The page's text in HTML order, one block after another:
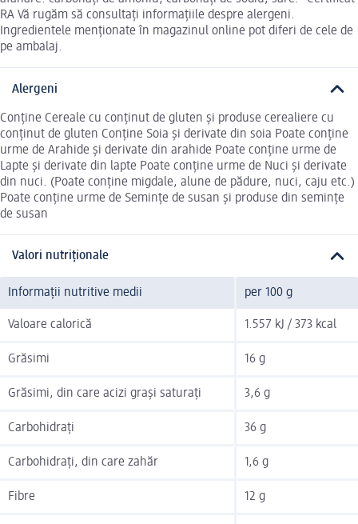
RA Vă rugăm să consultați informațiile despre alergeni.
Ingredientele menționate în magazinul online pot diferi de cele de
pe ambalaj.
Alergeni
Conține Cereale cu conținut de gluten și produse cerealiere cu
conținut de gluten Conține Soia și derivate din soia Poate conține
urme de Arahide și derivate din arahide Poate conține urme de
Lapte și derivate din lapte Poate conține urme de Nuci și derivate
din nuci. (Poate conține migdale, alune de pădure, nuci, caju etc.)
Poate conține urme de Semințe de susan și produse din semințe
de susan
Valori nutriționale
Informații nutritive medii per 100 g
Valoare calorică 1.557 kJ / 373 kcal
Grăsimi 16 g
Grăsimi, din care acizi grași saturați 3,6 g
Carbohidrați 36 g
Carbohidrați, din care zahăr 1,6 g
Fibre 12 g